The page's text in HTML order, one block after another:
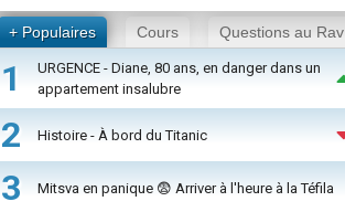
+ Populaires Cours Questions au Rav
1
URGENCE - Diane, 80 ans, en danger dans un
appartement insalubre
2 Histoire - À bord du Titanic
3 Mitsva en panique 😨 Arriver à l'heure à la Téfila